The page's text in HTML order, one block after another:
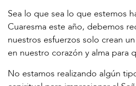
Sea lo que sea lo que estemos
Cuaresma este año, debemos
nuestros esfuerzos solo crean
en nuestro corazón y alma para
No estamos realizando algún